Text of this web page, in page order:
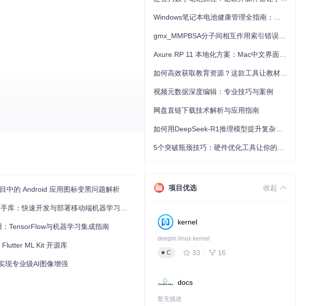
中的 Android 应用图标变黑问题解析
：快速开发与部署移动端机器学习应用
TensorFlow与机器学习集成指南
ML Kit 开源库
现专业级AI图像增强
视频元数据深度编辑：专业技巧与案例
网盘直链下载技术解析与应用指南
项目优选 收起
kernel
deepin linux kernel
C
33 16
docs
暂无描述